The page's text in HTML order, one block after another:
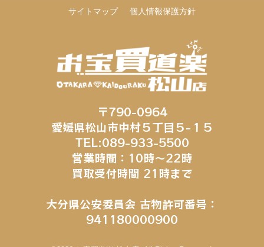
サイトマップ 個人情報保護方針
〒790-0964
愛媛県松山市中村５丁目５−１５
TEL:089-933-5500
営業時間：10時～22時
買取受付時間 21時まで
大分県公安委員会 古物許可番号：
941180000900